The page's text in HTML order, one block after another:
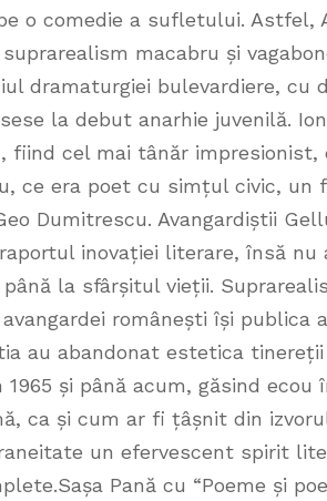
o comedie a sufletului. Astfel,
macabru și
dramaturgiei bulevardiere,
la debut anarhie juvenilă.
fiind cel mai tânăr
ce era poet cu simțul civic, un
Dumitrescu. Avangardiștii
inovației literare, însă
la sfârșitul vieții.
românești își
au abandonat estetica
1965 și până acum, găsind
ca și cum ar fi țâșnit din
un efervescent spirit
Pană cu “Poeme și